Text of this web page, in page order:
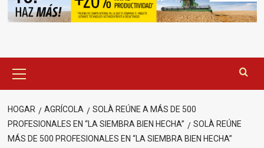
principal
HOGAR AGRÍCOLA
SOLÀ REÚNE A MÁS DE 500
PROFESIONALES EN “LA SIEMBRA BIEN HECHA”
SOLÀ REÚNE
MÁS DE 500 PROFESIONALES EN “LA SIEMBRA BIEN HECHA”